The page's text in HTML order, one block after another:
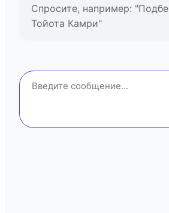
Спросите, например:
Тойота Камри"